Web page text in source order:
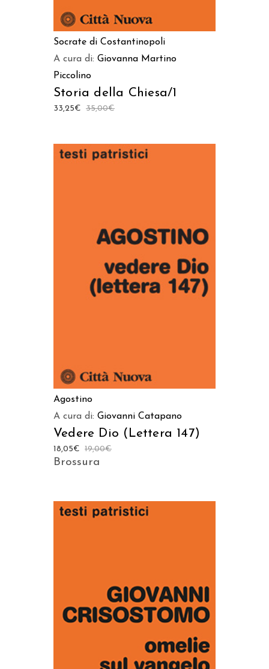
Socrate di Costantinopoli
A cura di: Giovanna Martino
Piccolino
Storia della Chiesa/1
35,00€
33,25€
AGGIUNGI AL CARRELLO
Agostino
A cura di: Giovanni Catapano
Vedere Dio (Lettera 147)
19,00€
18,05€
Brossura
AGGIUNGI AL CARRELLO